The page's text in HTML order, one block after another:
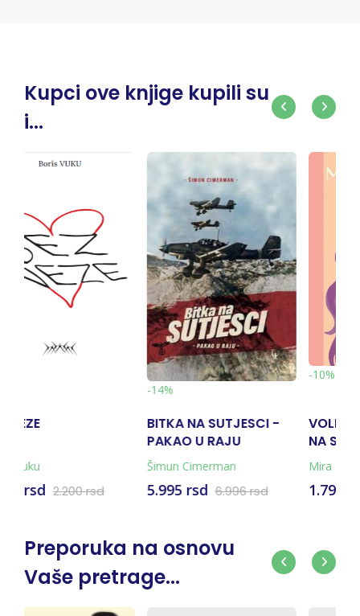
Kupci ove knjige kupili su
i...
NA SUTJESCI -
+ KARTA)
Cimerman
rsd 6.996 rsd
-10%
VOLI ME VIŠE OD SVEGA
NA SVIJETU
Mira Furlan
1.793 rsd 1.991 rsd
-10%
JA U
Simeon
Marković
792 rsd
Preporuka na osnovu
Vaše pretrage...